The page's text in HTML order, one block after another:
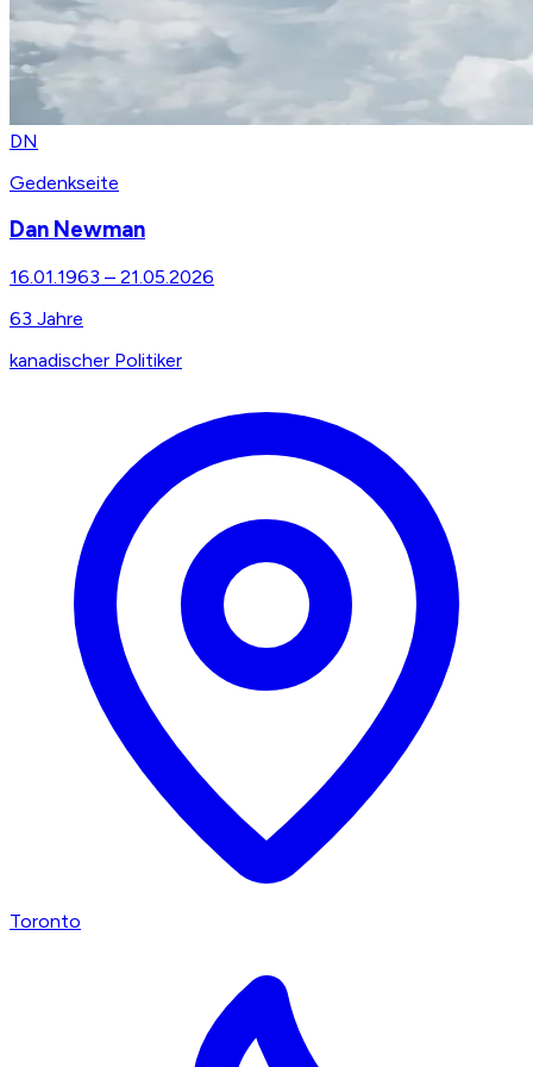
DN
Gedenkseite
Dan Newman
16.01.1963 – 21.05.2026
63 Jahre
kanadischer Politiker
Toronto